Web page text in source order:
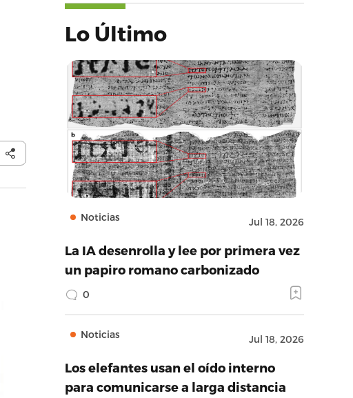
Lo Último
Noticias Jul 18, 2026
La IA desenrolla y lee por primera vez
un papiro romano carbonizado
0
Noticias Jul 18, 2026
Los elefantes usan el oído interno
para comunicarse a larga distancia